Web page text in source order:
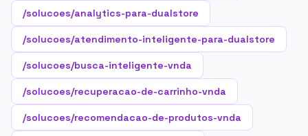
/solucoes/analytics-para-dualstore
/solucoes/atendimento-inteligente-para-dualstore
/solucoes/busca-inteligente-vnda
/solucoes/recuperacao-de-carrinho-vnda
/solucoes/recomendacao-de-produtos-vnda